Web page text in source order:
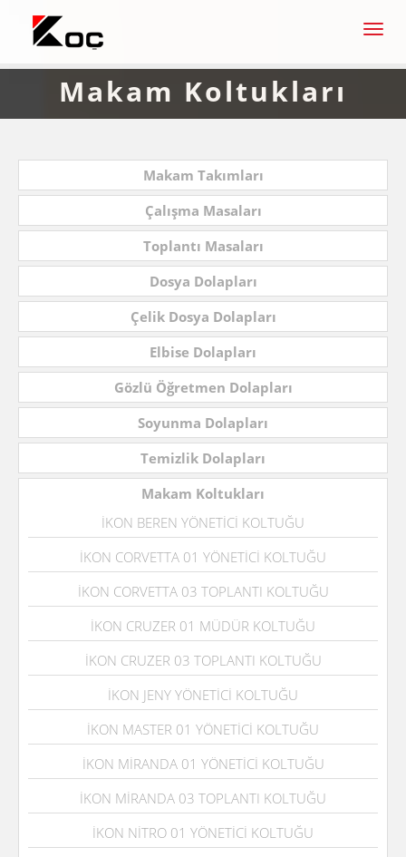
Makam Koltukları
Makam Takımları
Çalışma Masaları
Toplantı Masaları
Dosya Dolapları
Çelik Dosya Dolapları
Elbise Dolapları
Gözlü Öğretmen Dolapları
Soyunma Dolapları
Temizlik Dolapları
Makam Koltukları
İKON BEREN YÖNETİCİ KOLTUĞU
İKON CORVETTA 01 YÖNETİCİ KOLTUĞU
İKON CORVETTA 03 TOPLANTI KOLTUĞU
İKON CRUZER 01 MÜDÜR KOLTUĞU
İKON CRUZER 03 TOPLANTI KOLTUĞU
İKON JENY YÖNETİCİ KOLTUĞU
İKON MASTER 01 YÖNETİCİ KOLTUĞU
İKON MİRANDA 01 YÖNETİCİ KOLTUĞU
İKON MİRANDA 03 TOPLANTI KOLTUĞU
İKON NİTRO 01 YÖNETİCİ KOLTUĞU